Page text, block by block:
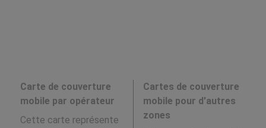
Carte de couverture
mobile par opérateur
Cette carte représente
Cartes de couverture
mobile pour d'autres
zones